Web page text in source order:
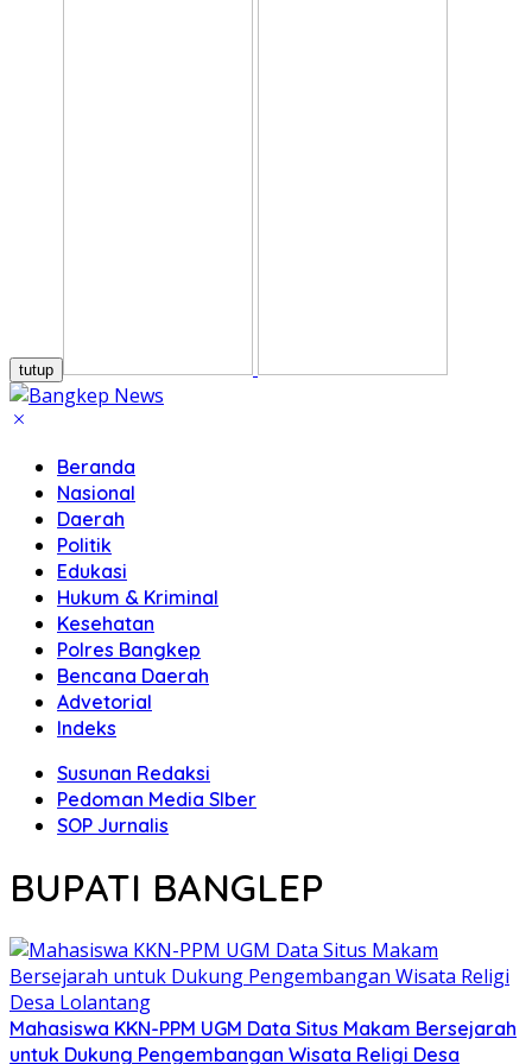
tutup
Beranda
Nasional
Daerah
Politik
Edukasi
Hukum & Kriminal
Kesehatan
Polres Bangkep
Bencana Daerah
Advetorial
Indeks
Susunan Redaksi
Pedoman Media SIber
SOP Jurnalis
BUPATI BANGLEP
Mahasiswa KKN-PPM UGM Data Situs Makam Bersejarah
untuk Dukung Pengembangan Wisata Religi Desa